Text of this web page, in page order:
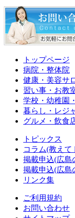
トップページ
病院・整体院
健康・美容サ
習い事・お教
学校・幼稚園
暮らし・レジ
グルメ・飲食
トピックス
コラム(教えて
掲載申込(広島
掲載申込(広島
リンク集
ご利用規約
お問い合わせ